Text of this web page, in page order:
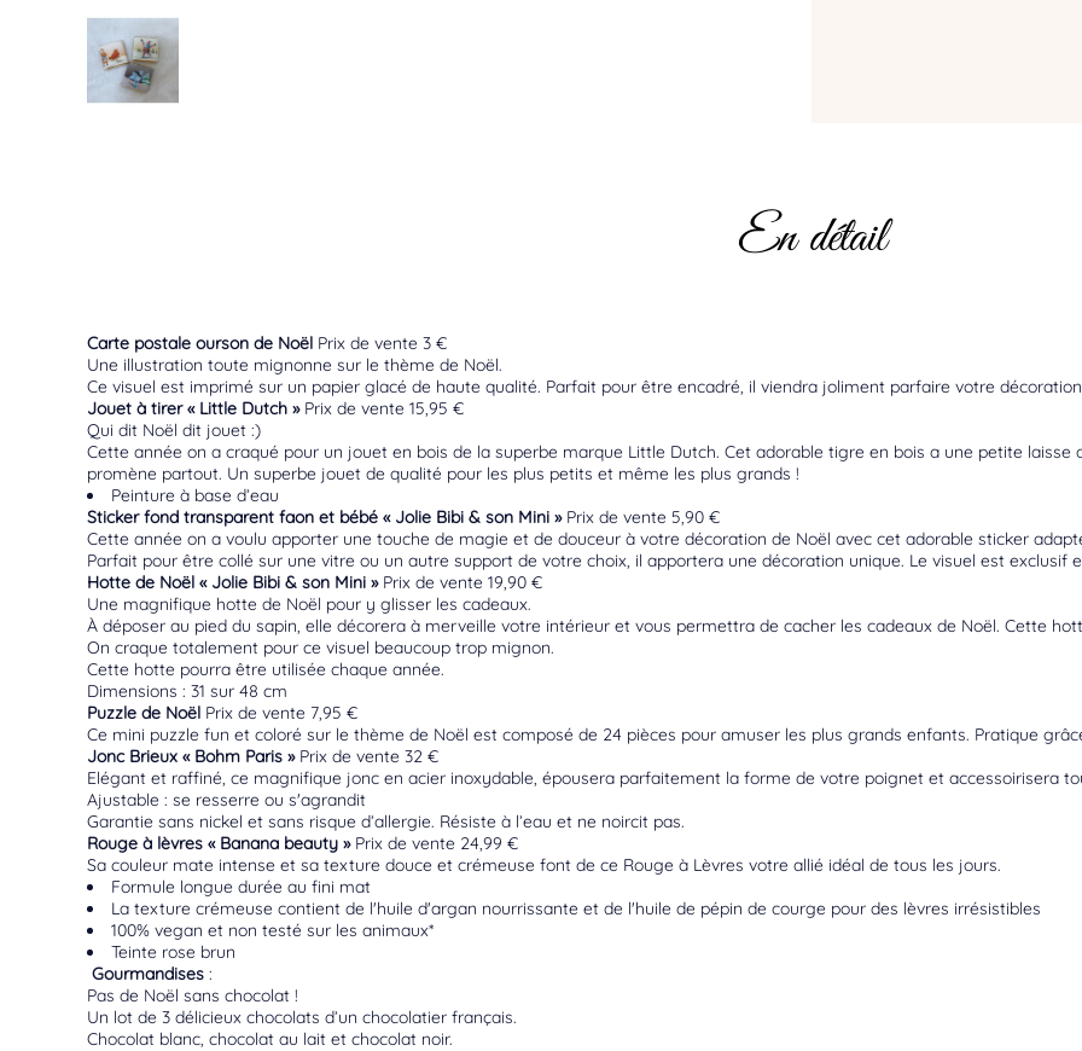
En détail
Carte postale ourson de Noël Prix de vente 3 €
Une illustration toute mignonne sur le thème de Noël.
Ce visuel est imprimé sur un papier glacé de haute qualité. Parfait pour être encadré, il viendra joliment parfaire votre
Jouet à tirer « Little Dutch » Prix de vente 15,95 €
Qui dit Noël dit jouet :)
Cette année on a craqué pour un jouet en bois de la superbe marque Little Dutch. Cet adorable tigre en bois a une petite
promène partout. Un superbe jouet de qualité pour les plus petits et même les plus grands !
Peinture à base d’eau
Sticker fond transparent faon et bébé « Jolie Bibi & son Mini »Prix de vente 5,90 €
Cette année on a voulu apporter une touche de magie et de douceur à votre décoration de Noël avec cet adorable sticker
Parfait pour être collé sur une vitre ou un autre support de votre choix, il apportera une décoration unique. Le visuel est
Hotte de Noël « Jolie Bibi & son Mini »Prix de vente 19,90 €
Une magnifique hotte de Noël pour y glisser les cadeaux.
À déposer au pied du sapin, elle décorera à merveille votre intérieur et vous permettra de cacher les cadeaux de Noël. Cette
On craque totalement pour ce visuel beaucoup trop mignon.
Cette hotte pourra être utilisée chaque année.
Dimensions : 31 sur 48 cm
Puzzle de Noël Prix de vente 7,95 €
Ce mini puzzle fun et coloré sur le thème de Noël est composé de 24 pièces pour amuser les plus grands enfants. Pratique
Jonc Brieux « Bohm Paris » Prix de vente 32 €
Elégant et raffiné, ce magnifique jonc en acier inoxydable, épousera parfaitement la forme de votre poignet et accessoirisera
Ajustable : se resserre ou s'agrandit
Garantie sans nickel et sans risque d’allergie. Résiste à l’eau et ne noircit pas.
Rouge à lèvres « Banana beauty »Prix de vente 24,99 €
Sa couleur mate intense et sa texture douce et crémeuse font de ce Rouge à Lèvres votre allié idéal de tous les jours.
Formule longue durée au fini mat
La texture crémeuse contient de l'huile d'argan nourrissante et de l'huile de pépin de courge pour des lèvres irrésistibles
100% vegan et non testé sur les animaux*
Teinte rose brun
Gourmandises :
Pas de Noël sans chocolat !
Un lot de 3 délicieux chocolats d’un chocolatier français.
Chocolat blanc, chocolat au lait et chocolat noir.